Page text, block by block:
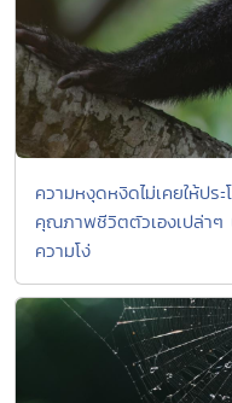
ความหงุดหงิดไม่เคยให้ปร
คุณภาพชีวิตตัวเองเปล่า
ความโง่